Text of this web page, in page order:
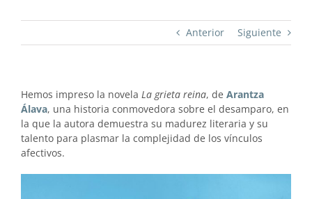
Anterior Siguiente
Hemos impreso la novela La grieta reina, de Arantza
Álava, una historia conmovedora sobre el desamparo, en
la que la autora demuestra su madurez literaria y su
talento para plasmar la complejidad de los vínculos
afectivos.